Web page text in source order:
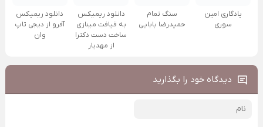
یادگاری امین
سوری
سنگ تمام
حمیدرضا بابایی
دانلود ریمیکس
به قیافت مینازی
ساخت دست دکترا
از مهدیار
دانلود ریمیکس
آفرو از ديجی تاپ
وان
دیدگاه خود را بگذارید